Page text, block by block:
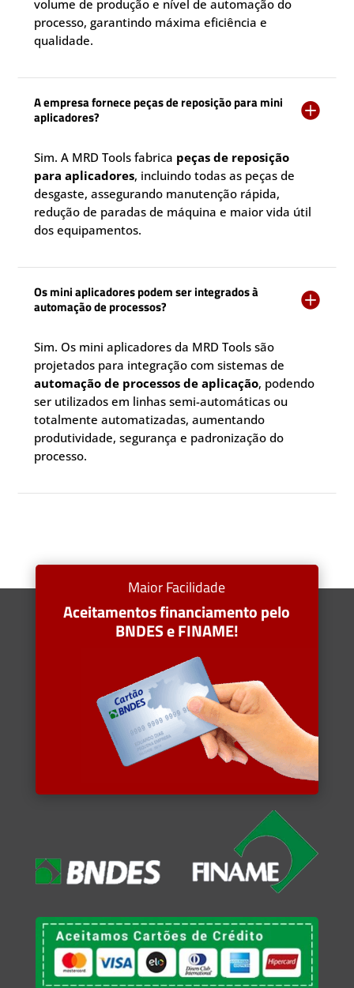
volume de produção e nível de automação do
processo, garantindo máxima eficiência e
qualidade.
A empresa fornece peças de reposição para mini
aplicadores?

Sim. A MRD Tools fabrica peças de reposição
para aplicadores, incluindo todas as peças de
desgaste, assegurando manutenção rápida,
redução de paradas de máquina e maior vida útil
dos equipamentos.
Os mini aplicadores podem ser integrados à
automação de processos?

Sim. Os mini aplicadores da MRD Tools são
projetados para integração com sistemas de
automação de processos de aplicação, podendo
ser utilizados em linhas semi-automáticas ou
totalmente automatizadas, aumentando
produtividade, segurança e padronização do
processo.
Maior Facilidade
Aceitamentos financiamento pelo
BNDES e FINAME!